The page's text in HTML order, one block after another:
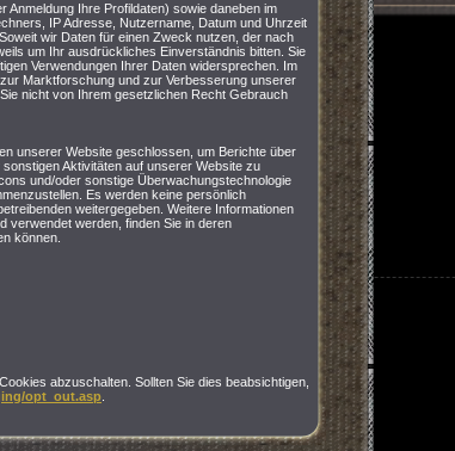
Anmeldung Ihre Profildaten) sowie daneben im
IP Adresse, Nutzername, Datum und Uhrzeit
wir Daten für einen Zweck nutzen, der nach
um Ihr ausdrückliches Einverständnis bitten. Sie
Verwendungen Ihrer Daten widersprechen. Im
Marktforschung und zur Verbesserung unserer
nicht von Ihrem gesetzlichen Recht Gebrauch
unserer Website geschlossen, um Berichte über
Aktivitäten auf unserer Website zu
und/oder sonstige Überwachungstechnologie
Es werden keine persönlich
weitergegeben. Weitere Informationen
verwendet werden, finden Sie in deren
können.
abzuschalten. Sollten Sie dies beabsichtigen,
opt_out.asp